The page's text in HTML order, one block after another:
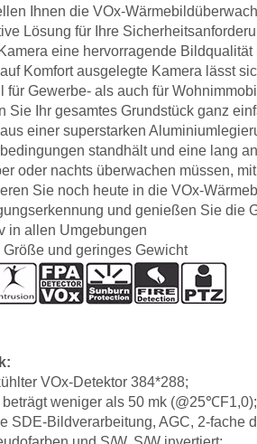
Ihnen die VOx-
Lösung für Ihre
eine hervorragende
Komfort ausgelegte Kamera lässt
für Gewerbe- als auch für
Sie Ihr gesamtes Grundstück ganz
einer superstarken
standhält und eine lang
oder nachts überwachen müssen,
Sie noch heute in die VOx-
und genießen Sie die
in allen Umgebungen
Größe und geringes Gewicht
VOx-Detektor 384*288;
beträgt weniger als 50 mk (@25℃F1,0);
SDE-Bildverarbeitung, AGC, 2-fache